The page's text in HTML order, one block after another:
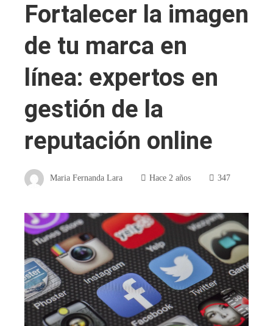
Fortalecer la imagen
de tu marca en
línea: expertos en
gestión de la
reputación online
Maria Fernanda Lara Hace 2 años 347